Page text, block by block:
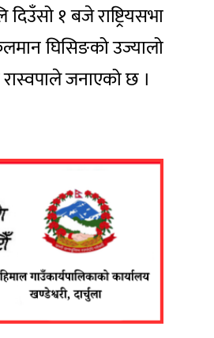
१ बजे राष्ट्रियसभा
घिसिङको उज्यालो
रास्वपाले जनाएको छ ।